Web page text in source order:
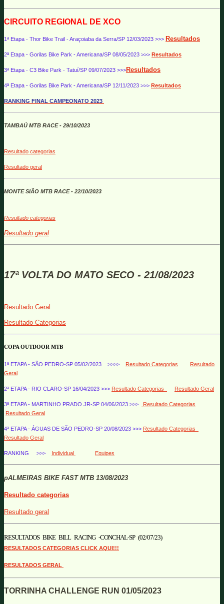
CIRCUITO REGIONAL DE XCO
1ª Etapa - Thor Bike Trail - Araçoiaba da Serra/SP 12/03/2023 >>> Resultados
2ª Etapa - Gorilas Bike Park - Americana/SP 08/05/2023 >>> Resultados
3ª Etapa - C3 Bike Park - Tatuí/SP 09/07/2023 >>>Resultados
4ª Etapa - Gorilas Bike Park - Americana/SP 12/11/2023 >>> Resultados
RANKING FINAL CAMPEONATO 2023
TAMBAÚ MTB RACE - 29/10/2023
Resultado categorias
Resultado geral
MONTE SIÃO MTB RACE - 22/10/2023
Resultado categorias
Resultado geral
17ª VOLTA DO MATO SECO - 21/08/2023
Resultado Geral
Resultado Categorias
COPA OUTDOOR MTB
1ª ETAPA - SÃO PEDRO-SP 05/02/2023 >>>> Resultado Categorias
Resultado
Geral
2ª ETAPA - RIO CLARO-SP 16/04/2023 >>> Resultado Categorias Resultado Geral
3ª ETAPA - MARTINHO PRADO JR-SP 04/06/2023 >>>
Resultado Categorias
Resultado Geral
4ª ETAPA - ÁGUAS DE SÃO PEDRO-SP 20/08/2023 >>> Resultado Categorias
Resultado Geral
RANKING >>> Individual Equipes
pALMEIRAS BIKE FAST MTB 13/08/2023
Resultado categorias
Resultado geral
RESULTADOS BIKE BILL RACING -CONCHAL-SP (02/07/23)
RESULTADOS CATEGORIAS CLICK AQUI!!!
RESULTADOS GERAL
TORRINHA CHALLENGE RUN 01/05/2023